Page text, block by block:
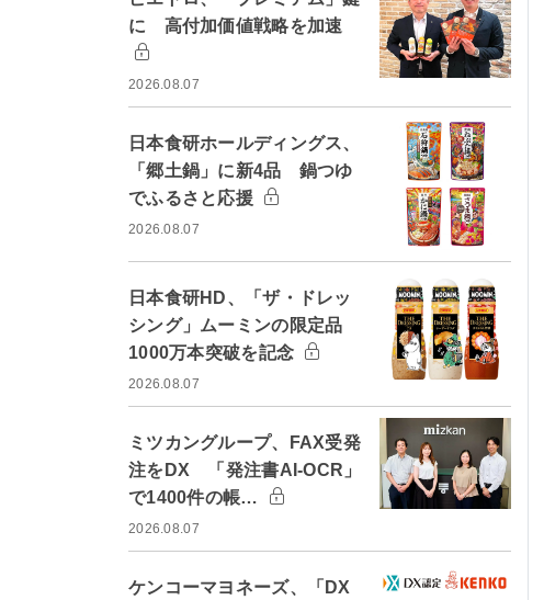
に 高付加価値戦略を加速
2026.08.07
日本食研ホールディングス、
「郷土鍋」に新4品 鍋つゆ
でふるさと応援
2026.08.07
日本食研HD、「ザ・ドレッ
シング」ムーミンの限定品
1000万本突破を記念
2026.08.07
ミツカングループ、FAX受発
注をDX 「発注書AI-OCR」
で1400件の帳…
2026.08.07
ケンコーマヨネーズ、「DX